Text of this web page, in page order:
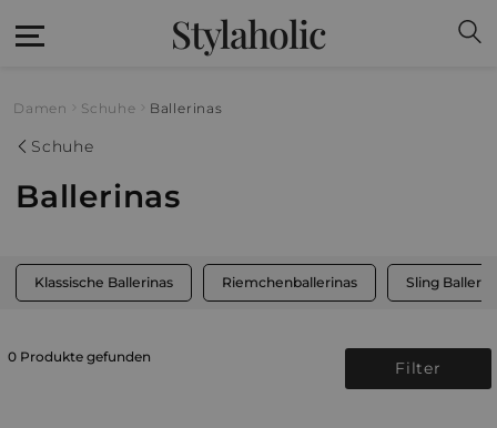
Stylaholic
Damen Schuhe Ballerinas
Schuhe
Ballerinas
Klassische Ballerinas Riemchenballerinas Sling
0 Produkte gefunden
Filter